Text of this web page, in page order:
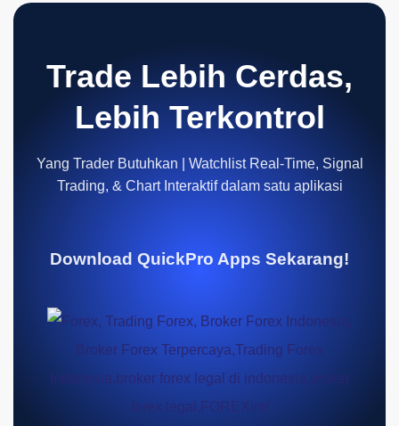
Trade Lebih Cerdas,
Lebih Terkontrol
Yang Trader Butuhkan | Watchlist Real-Time, Signal
Trading, & Chart Interaktif dalam satu aplikasi
Download QuickPro Apps Sekarang!